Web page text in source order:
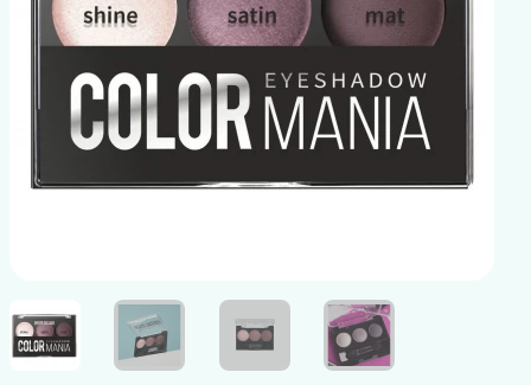
мозга